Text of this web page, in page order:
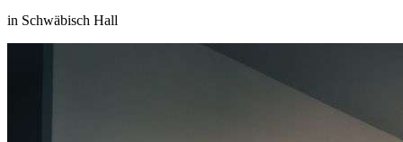
in Schwäbisch Hall